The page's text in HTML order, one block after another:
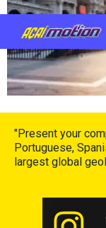
13 de março de 2024
Leia mais »
"Present your
Portuguese,
largest global